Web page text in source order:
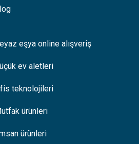
eşya online alışveriş
ev aletleri
teknolojileri
ürünleri
ürünleri